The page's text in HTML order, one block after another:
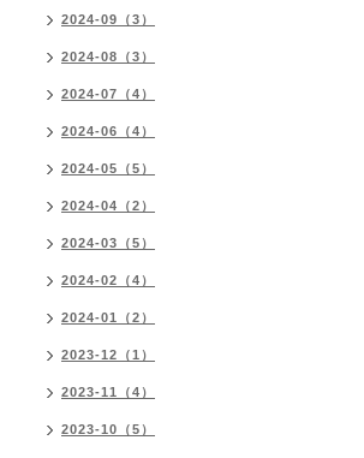
2024-09（3）
2024-08（3）
2024-07（4）
2024-06（4）
2024-05（5）
2024-04（2）
2024-03（5）
2024-02（4）
2024-01（2）
2023-12（1）
2023-11（4）
2023-10（5）